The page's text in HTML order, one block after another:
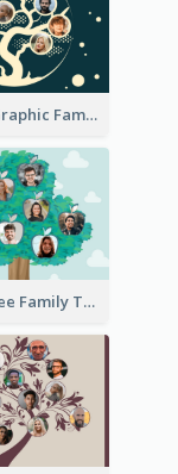
Artistic Graphic Family Tree
Apple Tree Family Tree